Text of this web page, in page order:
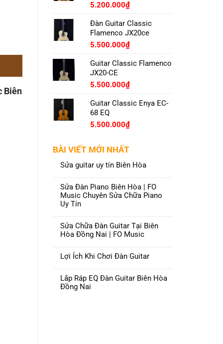
5.200.000₫
Đàn Guitar Classic
Flamenco JX20ce
5.500.000₫
Guitar Classic Flamenco
JX20-CE
5.500.000₫
Guitar Classic Enya EC-
68 EQ
5.500.000₫
BÀI VIẾT MỚI NHẤT
Sửa guitar uy tín Biên Hòa
Sửa Đàn Piano Biên Hòa | FO
Music Chuyên Sửa Chữa Piano
Uy Tín
Sửa Chữa Đàn Guitar Tại Biên
Hòa Đồng Nai | FO Music
Lợi Ích Khi Chơi Đàn Guitar
Lắp Ráp EQ Đàn Guitar Biên Hòa
Đồng Nai
Biên